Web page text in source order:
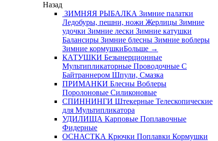
Назад
ЗИМНЯЯ РЫБАЛКА Зимние палатки
Ледобуры, пешни, ножи Жерлицы Зимние
удочки Зимние лески Зимние катушки
Балансиры Зимние блесны Зимние воблеры
Зимние кормушкиБольше →
КАТУШКИ Безынерционные
Мультипликаторные Проводочные С
Байтраннером Шпули, Смазка
ПРИМАНКИ Блесны Воблеры
Поролоновые Силиконовые
СПИННИНГИ Штекерные Телескопические
для Мультипликатора
УДИЛИЩА Карповые Поплавочные
Фидерные
ОСНАСТКА Крючки Поплавки Кормушки